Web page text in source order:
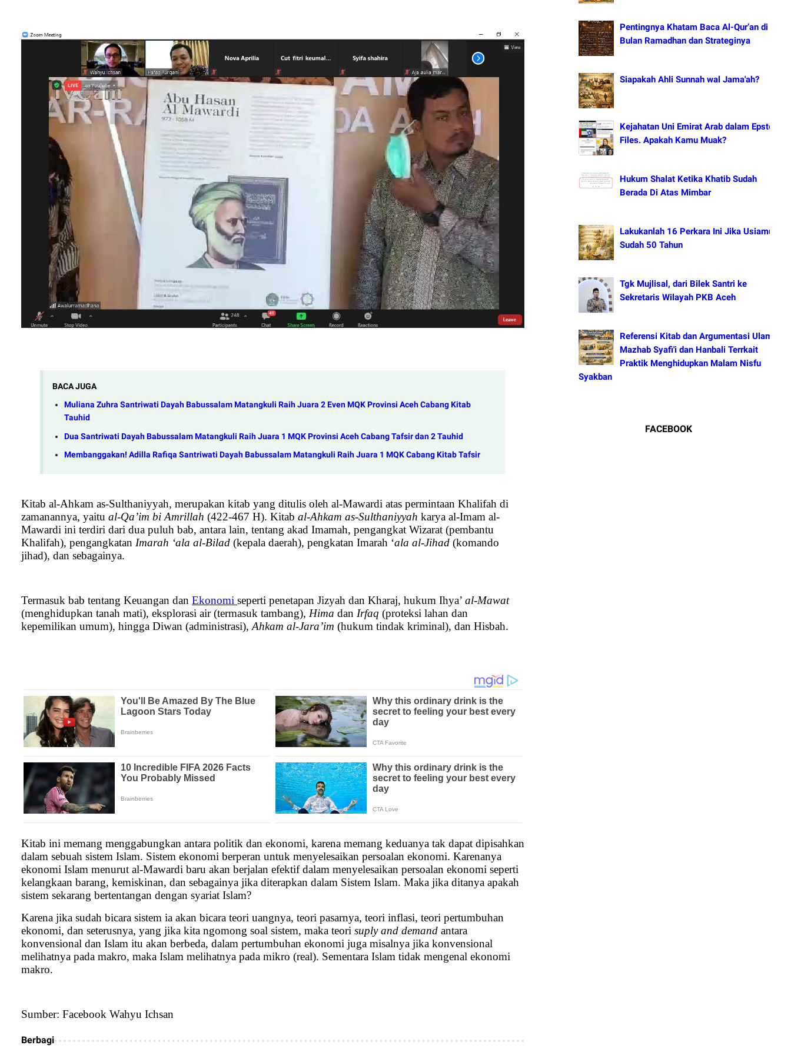
BACA JUGA
Muliana Zuhra Santriwati Dayah Babussalam Matangkuli Raih Juara 2 Even MQK Provinsi Aceh Cabang Kitab
Tauhid
Dua Santriwati Dayah Babussalam Matangkuli Raih Juara 1 MQK Provinsi Aceh Cabang Tafsir dan 2 Tauhid
Membanggakan! Adilla Rafiqa Santriwati Dayah Babussalam Matangkuli Raih Juara 1 MQK Cabang Kitab Tafsir
Kitab al-Ahkam as-Sulthaniyyah, merupakan kitab yang ditulis oleh al-Mawardi atas permintaan Khalifah di
zamanannya, yaitu al-Qa’im bi Amrillah (422-467 H). Kitab al-Ahkam as-Sulthaniyyah karya al-Imam al-
Mawardi ini terdiri dari dua puluh bab, antara lain, tentang akad Imamah, pengangkat Wizarat (pembantu
Khalifah), pengangkatan Imarah ‘ala al-Bilad (kepala daerah), pengkatan Imarah ‘ala al-Jihad (komando
jihad), dan sebagainya.
Termasuk bab tentang Keuangan dan Ekonomi seperti penetapan Jizyah dan Kharaj, hukum Ihya’ al-Mawat
(menghidupkan tanah mati), eksplorasi air (termasuk tambang), Hima dan Irfaq (proteksi lahan dan
kepemilikan umum), hingga Diwan (administrasi), Ahkam al-Jara’im (hukum tindak kriminal), dan Hisbah.
Kitab ini memang menggabungkan antara politik dan ekonomi, karena memang keduanya tak dapat dipisahkan
dalam sebuah sistem Islam. Sistem ekonomi berperan untuk menyelesaikan persoalan ekonomi. Karenanya
ekonomi Islam menurut al-Mawardi baru akan berjalan efektif dalam menyelesaikan persoalan ekonomi seperti
kelangkaan barang, kemiskinan, dan sebagainya jika diterapkan dalam Sistem Islam. Maka jika ditanya apakah
sistem sekarang bertentangan dengan syariat Islam?
Karena jika sudah bicara sistem ia akan bicara teori uangnya, teori pasarnya, teori inflasi, teori pertumbuhan
ekonomi, dan seterusnya, yang jika kita ngomong soal sistem, maka teori suply and demand antara
konvensional dan Islam itu akan berbeda, dalam pertumbuhan ekonomi juga misalnya jika konvensional
melihatnya pada makro, maka Islam melihatnya pada mikro (real). Sementara Islam tidak mengenal ekonomi
makro.
Sumber: Facebook Wahyu Ichsan
Berbagi
Pentingnya Khatam Baca Al-Qur’an di
Bulan Ramadhan dan Strateginya
Siapakah Ahli Sunnah wal Jama'ah?
Kejahatan Uni Emirat Arab dalam Epstein
Files. Apakah Kamu Muak?
Hukum Shalat Ketika Khatib Sudah
Berada Di Atas Mimbar
Lakukanlah 16 Perkara Ini Jika Usiamu
Sudah 50 Tahun
Tgk Mujlisal, dari Bilek Santri ke
Sekretaris Wilayah PKB Aceh
Referensi Kitab dan Argumentasi Ulama
Mazhab Syafi'i dan Hanbali Terrkait
Praktik Menghidupkan Malam Nisfu
Syakban
FACEBOOK